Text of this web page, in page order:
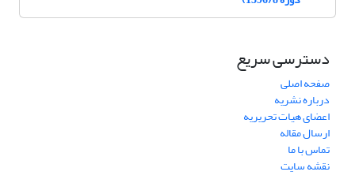
دسترسی سریع
صفحه اصلی
درباره نشریه
اعضای هیات تحریریه
ارسال مقاله
تماس با ما
نقشه سایت